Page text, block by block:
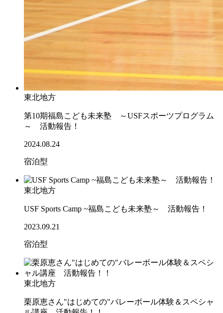
東北地方
第10期福島こども未来塾 ～USFスポーツプログラム
～ 活動報告！
2024.08.24
宿泊型
東北地方
USF Sports Camp ~福島こども未来塾～ 活動報告！
2023.09.21
宿泊型
東北地方
栗原恵さん"はじめての"バレーボール体験＆スペシャ